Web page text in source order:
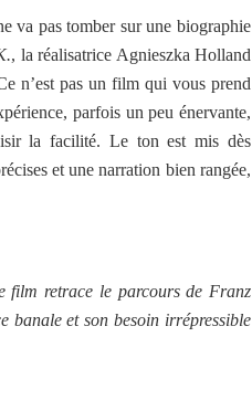
va pas tomber sur une biographie
, la réalisatrice Agnieszka Holland
n’est pas un film qui vous prend
parfois un peu énervante,
la facilité. Le ton est mis dès
et une narration bien rangée,
film retrace le parcours de Franz
banale et son besoin irrépressible